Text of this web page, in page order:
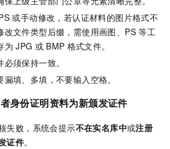
或手动修改，若认证材料的图片格式不
改文件类型后缀 ，需使用画图、PS 等工
为 JPG 或 BMP 格式文件。
须保持一致。
填、多填，不要输入空格。
身份证明资料为新颁发证件
失败，系统会提示不在实名库中或注册
证件。